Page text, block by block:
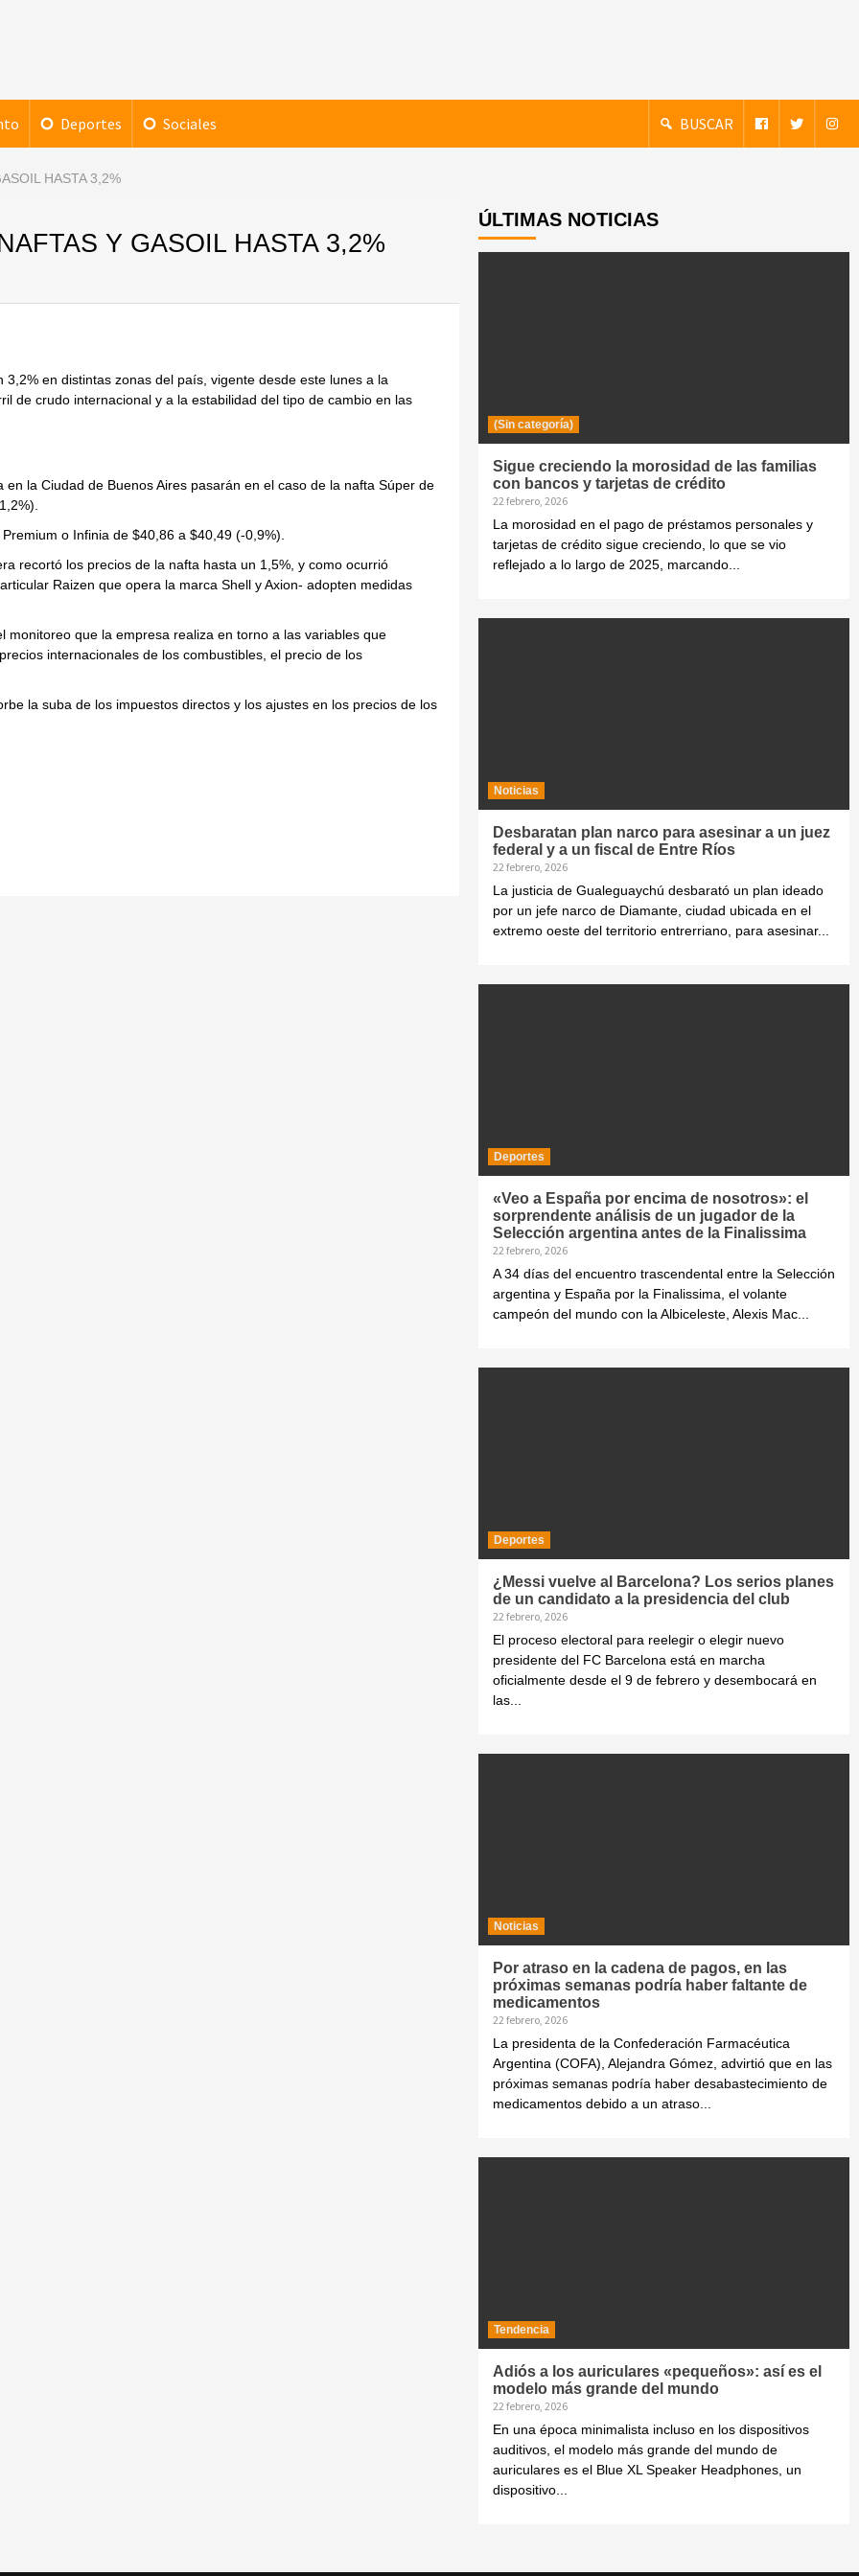
Deportes Sociales BUSCAR
HASTA 3,2%
Y GASOIL HASTA 3,2%
en distintas zonas del país, vigente desde este lunes a la
de crudo internacional y a la estabilidad del tipo de cambio en las
la Ciudad de Buenos Aires pasarán en el caso de la nafta Súper de
o Infinia de $40,86 a $40,49 (-0,9%).
recortó los precios de la nafta hasta un 1,5%, y como ocurrió
Raizen que opera la marca Shell y Axion- adopten medidas
que la empresa realiza en torno a las variables que
internacionales de los combustibles, el precio de los
la suba de los impuestos directos y los ajustes en los precios de los
ÚLTIMAS NOTICIAS
(Sin categoría)
Sigue creciendo la morosidad de las familias
con bancos y tarjetas de crédito
22 febrero, 2026
La morosidad en el pago de préstamos personales y
tarjetas de crédito sigue creciendo, lo que se vio
reflejado a lo largo de 2025, marcando...
Noticias
Desbaratan plan narco para asesinar a un juez
federal y a un fiscal de Entre Ríos
22 febrero, 2026
La justicia de Gualeguaychú desbarató un plan ideado
por un jefe narco de Diamante, ciudad ubicada en el
extremo oeste del territorio entrerriano, para asesinar...
Deportes
«Veo a España por encima de nosotros»: el
sorprendente análisis de un jugador de la
Selección argentina antes de la Finalissima
22 febrero, 2026
A 34 días del encuentro trascendental entre la Selección
argentina y España por la Finalissima, el volante
campeón del mundo con la Albiceleste, Alexis Mac...
Deportes
¿Messi vuelve al Barcelona? Los serios planes
de un candidato a la presidencia del club
22 febrero, 2026
El proceso electoral para reelegir o elegir nuevo
presidente del FC Barcelona está en marcha
oficialmente desde el 9 de febrero y desembocará en
las...
Noticias
Por atraso en la cadena de pagos, en las
próximas semanas podría haber faltante de
medicamentos
22 febrero, 2026
La presidenta de la Confederación Farmacéutica
Argentina (COFA), Alejandra Gómez, advirtió que en las
próximas semanas podría haber desabastecimiento de
medicamentos debido a un atraso...
Tendencia
Adiós a los auriculares «pequeños»: así es el
modelo más grande del mundo
22 febrero, 2026
En una época minimalista incluso en los dispositivos
auditivos, el modelo más grande del mundo de
auriculares es el Blue XL Speaker Headphones, un
dispositivo...